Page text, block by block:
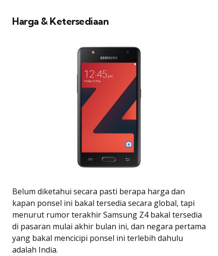
Harga & Ketersediaan
Belum diketahui secara pasti berapa harga dan
kapan ponsel ini bakal tersedia secara global, tapi
menurut rumor terakhir Samsung Z4 bakal tersedia
di pasaran mulai akhir bulan ini, dan negara pertama
yang bakal mencicipi ponsel ini terlebih dahulu
adalah India.